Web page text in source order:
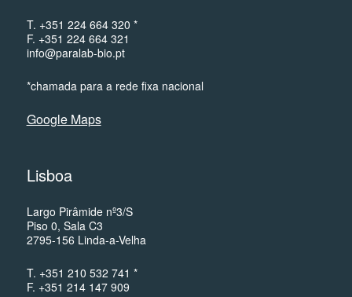
T. +351 224 664 320 *
F. +351 224 664 321
info@paralab-bio.pt
*chamada para a rede fixa nacional
Google Maps
Lisboa
Largo Pirâmide nº3/S
Piso 0, Sala C3
2795-156 Linda-a-Velha
T. +351 210 532 741 *
F. +351 214 147 909